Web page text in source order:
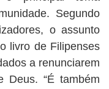
Segundo
o assunto
livro de Filipenses
a renunciarem
Deus. “É também